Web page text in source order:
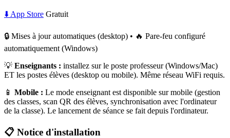
⬇️ App Store Gratuit
🔒 Mises à jour automatiques (desktop) • 🔥 Pare-feu configuré
automatiquement (Windows)
💡 Enseignants : installez sur le poste professeur (Windows/Mac)
ET les postes élèves (desktop ou mobile). Même réseau WiFi requis.
📱 Mobile : Le mode enseignant est disponible sur mobile (gestion
des classes, scan QR des élèves, synchronisation avec l'ordinateur
de la classe). Le lancement de séance se fait depuis l'ordinateur.
📋 Notice d'installation